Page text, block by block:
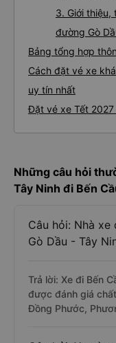
3. Giới
đường Gò
Bảng tổng hợp
Cách đặt vé xe
uy tín nhất
Đặt vé xe Tết 2027
Những câu hỏi
Tây Ninh đi Bến
Câu hỏi: Nhà
Gò Dầu - Tây
Trả lời: Xe đi Bến
được đánh giá
Đồng Phước,